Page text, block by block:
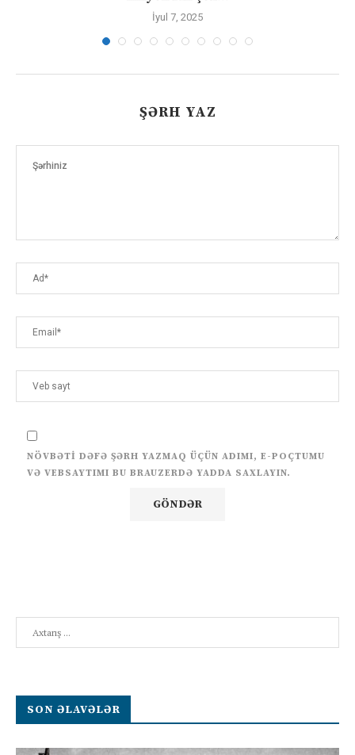
İyul 7, 2025
ŞƏRH YAZ
NÖVBƏTI DƏFƏ ŞƏRH YAZMAQ ÜÇÜN ADIMI, E-POÇTUMU
VƏ VEBSAYTIMI BU BRAUZERDƏ YADDA SAXLAYIN.
SON ƏLAVƏLƏR